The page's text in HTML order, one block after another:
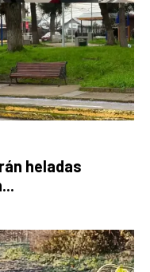
heladas